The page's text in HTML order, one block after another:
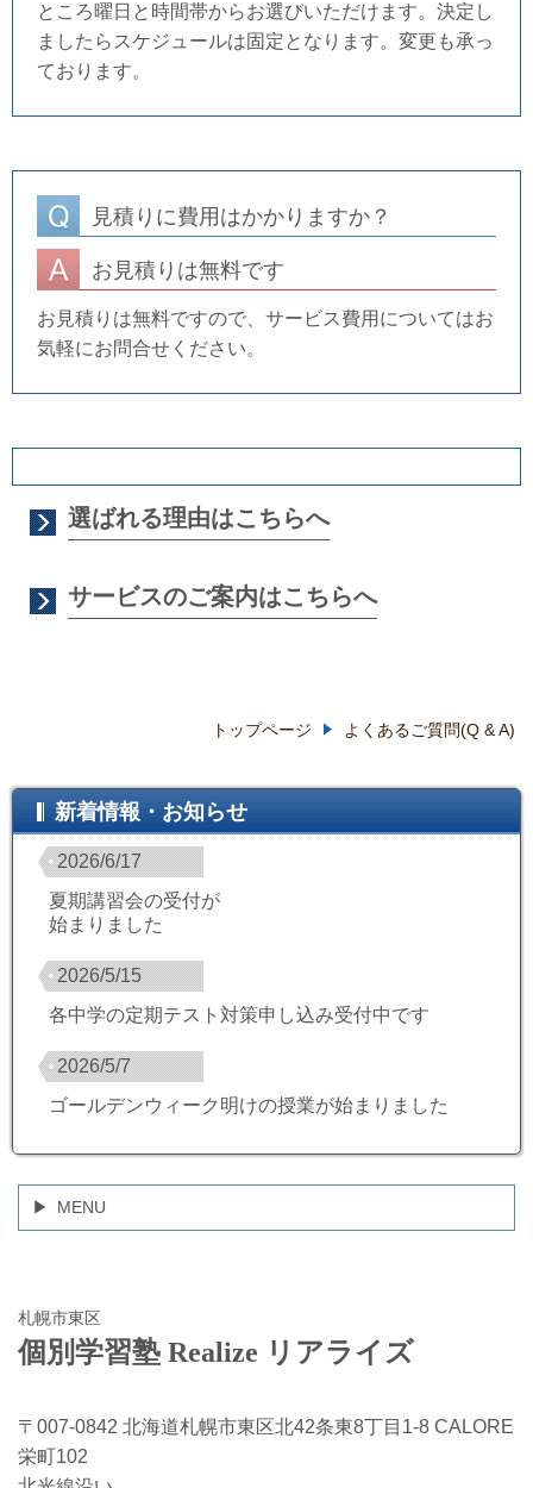
ところ曜日と時間帯からお選びいただけます。決定し
ましたらスケジュールは固定となります。変更も承っ
ております。
見積りに費用はかかりますか？
お見積りは無料です
お見積りは無料ですので、サービス費用についてはお
気軽にお問合せください。
選ばれる理由はこちらへ
サービスのご案内はこちらへ
トップページ よくあるご質問(Q & A)
新着情報・お知らせ
2026/6/17
夏期講習会の受付が
始まりました
2026/5/15
各中学の定期テスト対策申し込み受付中です
2026/5/7
ゴールデンウィーク明けの授業が始まりました
MENU
札幌市東区
個別学習塾 Realize リアライズ
〒007-0842 北海道札幌市東区北42条東8丁目1-8 CALORE
栄町102